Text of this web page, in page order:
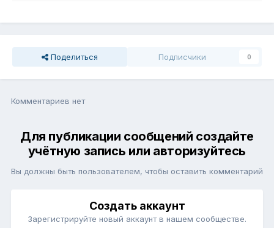
Поделиться Подписчики 0
Комментариев нет
Для публикации сообщений создайте
учётную запись или авторизуйтесь
Вы должны быть пользователем, чтобы оставить комментарий
Создать аккаунт
Зарегистрируйте новый аккаунт в нашем сообществе.